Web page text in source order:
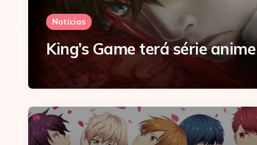
Notícias
King’s Game terá série anime